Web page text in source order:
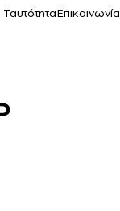
ΤαυτότηταΕπικοινωνία